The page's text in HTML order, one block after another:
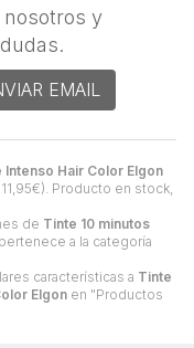
Hair Color Elgon
11,95€). Producto en stock,
de Tinte 10 minutos
pertenece a la categoría
características a Tinte
Elgon en "Productos
nosotros y
EMAIL